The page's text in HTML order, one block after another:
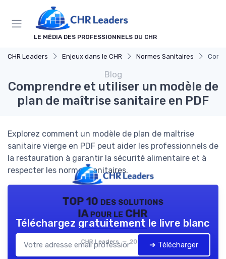
LE MÉDIA DES PROFESSIONNELS DU CHR
CHR Leaders Enjeux dans le CHR Normes Sanitaires
Blog
Comprendre et utiliser un modèle de
plan de maîtrise sanitaire en PDF
Explorez comment un modèle de plan de maîtrise
sanitaire vierge en PDF peut aider les professionnels de
la restauration à garantir la sécurité alimentaire et à
respecter les normes sanitaires.
TOP 10 des solutions
IA pour le CHR
CHR Leaders — 2026
Téléchargez gratuitement le livre blanc
➔ Télécharger
Panneau de gestion des cookies